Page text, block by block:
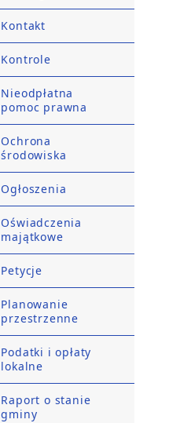
Kontakt
Kontrole
Nieodpłatna
pomoc prawna
Ochrona
środowiska
Ogłoszenia
Oświadczenia
majątkowe
Petycje
Planowanie
przestrzenne
Podatki i opłaty
lokalne
Raport o stanie
gminy